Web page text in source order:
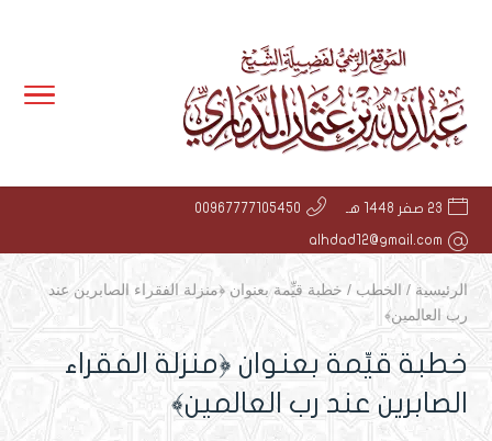
23 صفر 1448 هـ 00967777105450
alhdad12@gmail.com
الرئيسية / الخطب / خطبة قيِّمة بعنوان ﴿منزلة الفقراء الصابرين عند
رب العالمين﴾
خطبة قيِّمة بعنوان ﴿منزلة الفقراء
الصابرين عند رب العالمين﴾